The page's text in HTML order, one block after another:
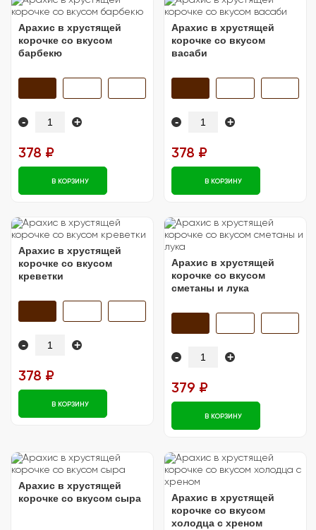
Арахис в хрустящей
корочке со вкусом
барбекю
- +
378 ₽
В КОРЗИНУ
Арахис в хрустящей
корочке со вкусом
васаби
- +
378 ₽
В КОРЗИНУ
Арахис в хрустящей
корочке со вкусом
креветки
- +
378 ₽
В КОРЗИНУ
Арахис в хрустящей
корочке со вкусом
сметаны и лука
- +
379 ₽
В КОРЗИНУ
Арахис в хрустящей
корочке со вкусом сыра
Арахис в хрустящей
корочке со вкусом
холодца с хреном